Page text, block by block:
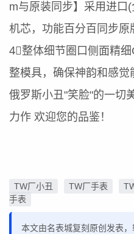
m与原装同步】采用进口
机芯，功能百分百同步原
4⃣️整体细节圈口侧面精
整模具，确保神韵和感
俄罗斯小丑"笑脸"的一切
力作 欢迎您的品鉴！
TW厂小丑 TW厂手表
手表
本文由名表城复刻原创发表，